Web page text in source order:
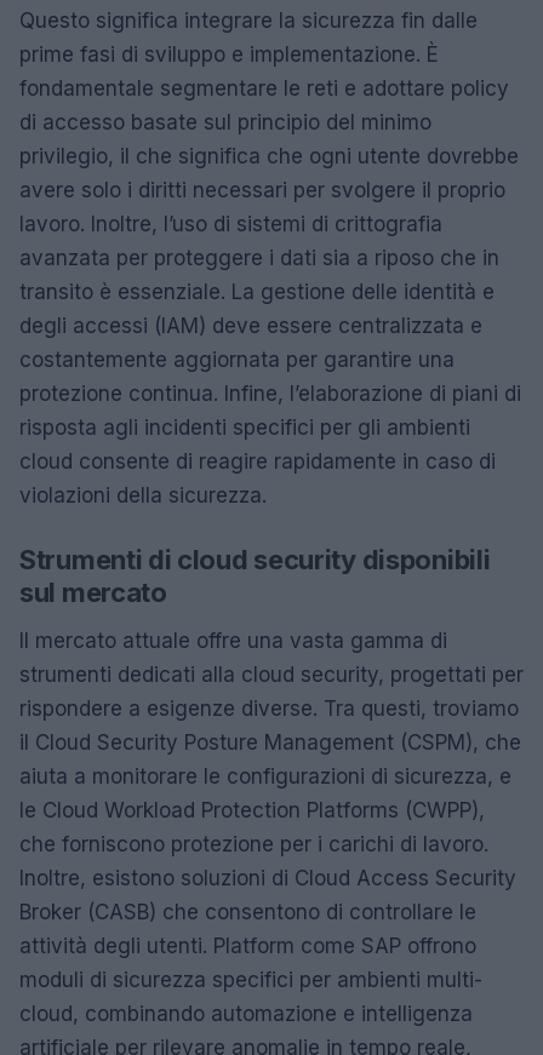
Questo significa integrare la sicurezza fin dalle
prime fasi di sviluppo e implementazione. È
fondamentale segmentare le reti e adottare policy
di accesso basate sul principio del minimo
privilegio, il che significa che ogni utente dovrebbe
avere solo i diritti necessari per svolgere il proprio
lavoro. Inoltre, l’uso di sistemi di crittografia
avanzata per proteggere i dati sia a riposo che in
transito è essenziale. La gestione delle identità e
degli accessi (IAM) deve essere centralizzata e
costantemente aggiornata per garantire una
protezione continua. Infine, l’elaborazione di piani di
risposta agli incidenti specifici per gli ambienti
cloud consente di reagire rapidamente in caso di
violazioni della sicurezza.
Strumenti di cloud security disponibili
sul mercato
Il mercato attuale offre una vasta gamma di
strumenti dedicati alla cloud security, progettati per
rispondere a esigenze diverse. Tra questi, troviamo
il Cloud Security Posture Management (CSPM), che
aiuta a monitorare le configurazioni di sicurezza, e
le Cloud Workload Protection Platforms (CWPP),
che forniscono protezione per i carichi di lavoro.
Inoltre, esistono soluzioni di Cloud Access Security
Broker (CASB) che consentono di controllare le
attività degli utenti. Platform come SAP offrono
moduli di sicurezza specifici per ambienti multi-
cloud, combinando automazione e intelligenza
artificiale per rilevare anomalie in tempo reale,